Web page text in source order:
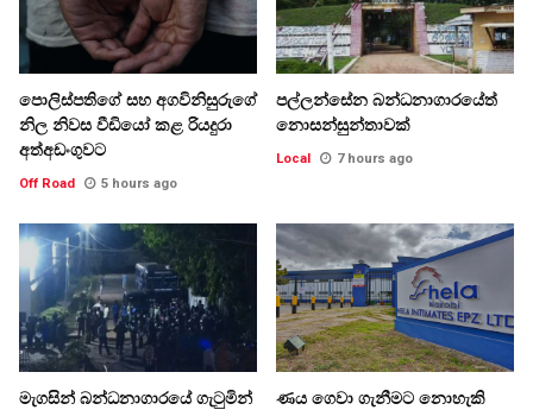
පොලිස්පතිගේ සහ අගවිනිසුරුගේ
නිල නිවස වීඩියෝ කළ රියදුරා
අත්අඩංගුවට
Off Road 5 hours ago
පල්ලන්සේන බන්ධනාගාරයේත්
නොසන්සුන්තාවක්
Local 7 hours ago
මැගසින් බන්ධනාගාරයේ ගැටුමින්
ණය ගෙවා ගැනීමට නොහැකි